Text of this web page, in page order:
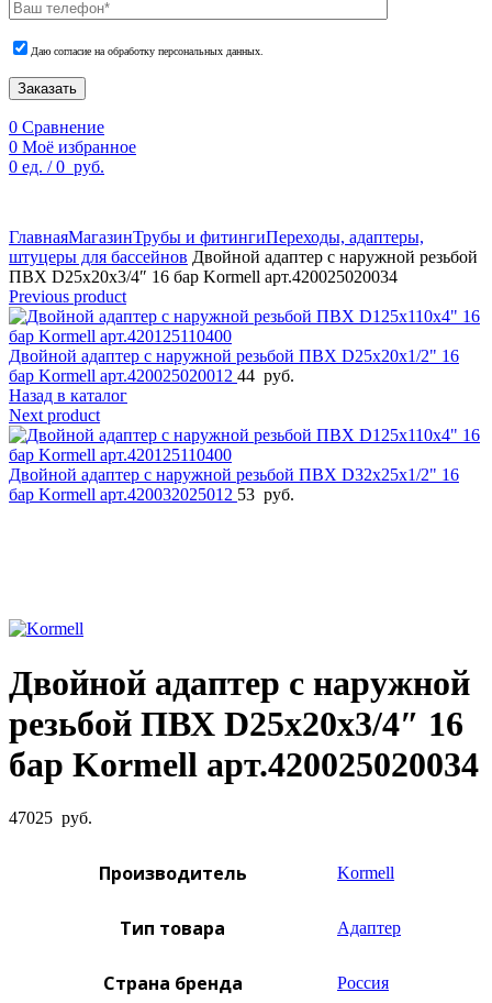
Даю согласие на обработку персональных данных.
Заказать
0 Сравнение
0 Моё избранное
0 ед. / 0 руб.
ГлавнаяМагазинТрубы и фитингиПереходы, адаптеры,
штуцеры для бассейнов Двойной адаптер с наружной резьбой
ПВХ D25х20х3/4″ 16 бар Kormell арт.420025020034
Previous product
Двойной адаптер с наружной резьбой ПВХ D25х20х1/2" 16
бар Kormell арт.420025020012 44 руб.
Назад в каталог
Next product
Двойной адаптер с наружной резьбой ПВХ D32х25х1/2" 16
бар Kormell арт.420032025012 53 руб.
Двойной адаптер с наружной
резьбой ПВХ D25х20х3/4″ 16
бар Kormell арт.420025020034
47025 руб.
Производитель Kormell
Тип товара Адаптер
Страна бренда Россия